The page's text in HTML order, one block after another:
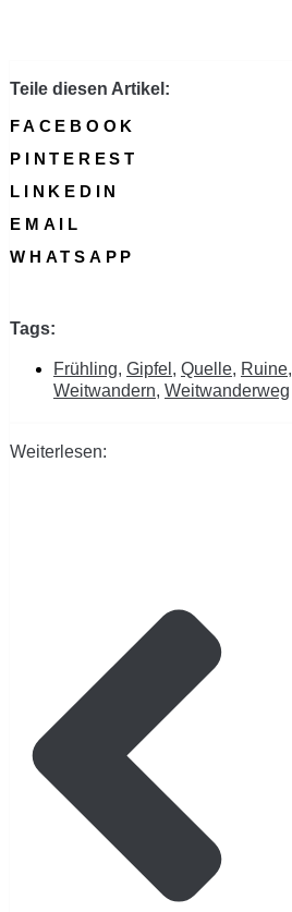
Teile diesen Artikel:
FACEBOOK
PINTEREST
LINKEDIN
EMAIL
WHATSAPP
Tags:
Frühling, Gipfel , Quelle, Ruine,
Weitwandern, Weitwanderweg
Weiterlesen: